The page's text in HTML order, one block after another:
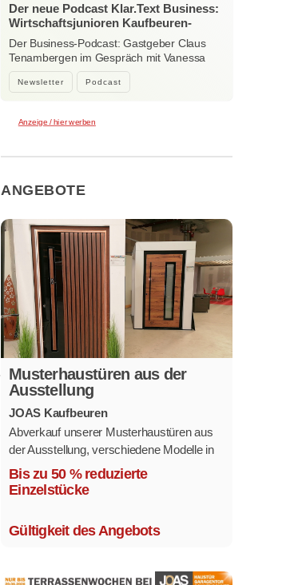
Newsletter Podcast
Der neue Podcast Klar.Text Business:
Wirtschaftsjunioren Kaufbeuren-
Ostallgäu – Menschen, Ideen und
starke Verbindungen
Der Business-Podcast: Gastgeber Claus
Tenambergen im Gespräch mit Vanessa
Bockhorni…
Anzeige / hier werben
ANGEBOTE
Musterhaustüren aus der
Ausstellung
JOAS Kaufbeuren
Abverkauf unserer Musterhaustüren aus
der Ausstellung, verschiedene Modelle in
mehreren Farben und
Ausstattungsvarianten.
Bis zu 50 % reduzierte
Einzelstücke
Gültigkeit des Angebots